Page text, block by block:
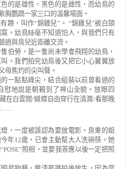
的是雄性，黑色的是雌性，而幼鳥的
胸鸚鵡一家三口的溫馨場面。
趣，叫作“錦雞兒” 。 “錦雞兒”被白頸
。幼鳥絲毫不知道怕人，與我們只有
過與鳥兒近距離交流。
伯勞，是一隻尚未學會飛翔的幼鳥，
。我們拍完幼鳥後又把它小心翼翼放
母焦灼的尖叫聲。
一點點峰尖，結合組裝以前曾看過的
慰地說是朝覲到了神山全貌。放眼四
在白雲間/蝴蝶自由穿行在清澗/看那晚
……
，一度被誤認為要放電影。房東的姐
年12歲，已會主動幫大人洗碗筷。她
“POSE”照相，並要我答應以後一定把照